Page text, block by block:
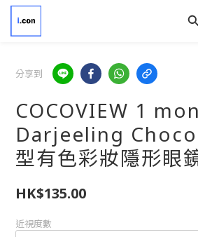
分享到
COCOVIEW 1
Darjeeling Choco
型有色彩妝隱形眼
HK$135.00
近視度數